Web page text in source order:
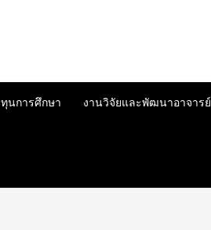
ทุนการศึกษา งานวิจัยและพัฒนาอาจารย์